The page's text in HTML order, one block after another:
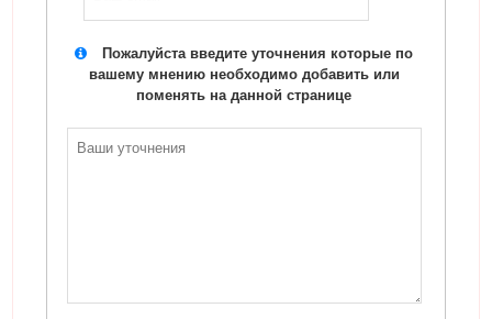
Пожалуйста введите уточнения которые по
вашему мнению необходимо добавить или
поменять на данной странице